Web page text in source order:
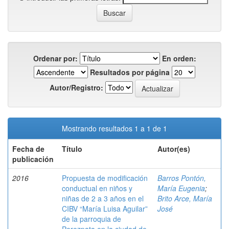
Ordenar por:
En orden:
Resultados por página
Autor/Registro:
Mostrando resultados 1 a 1 de 1
Fecha de
publicación
Título Autor(es)
2016
Propuesta de modificación
conductual en niños y
niñas de 2 a 3 años en el
CIBV “María Luisa Aguilar”
de la parroquia de
Barros Pontón,
María Eugenia;
Brito Arce, María
José